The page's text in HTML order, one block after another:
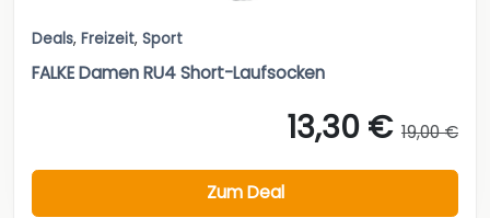
Deals, Freizeit, Sport
FALKE Damen RU4 Short-Laufsocken
13,30 € 19,00 €
Zum Deal